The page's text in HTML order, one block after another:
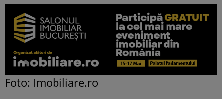
Foto: Imobiliare.ro